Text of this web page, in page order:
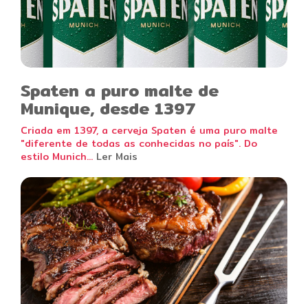
Spaten a puro malte de
Munique, desde 1397
Criada em 1397, a cerveja Spaten é uma puro malte
"diferente de todas as conhecidas no país". Do
estilo Munich... Ler Mais